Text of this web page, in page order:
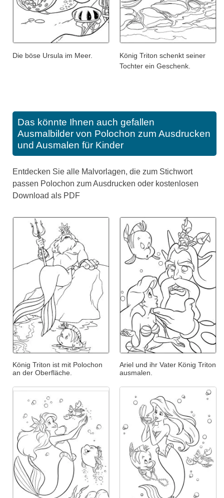
Die böse Ursula im Meer.
König Triton schenkt seiner
Tochter ein Geschenk.
Das könnte Ihnen auch gefallen
Ausmalbilder von Polochon zum Ausdrucken
und Ausmalen für Kinder
Entdecken Sie alle Malvorlagen, die zum Stichwort
passen Polochon zum Ausdrucken oder kostenlosen
Download als PDF
König Triton ist mit Polochon
an der Oberfläche.
Ariel und ihr Vater König Triton
ausmalen.